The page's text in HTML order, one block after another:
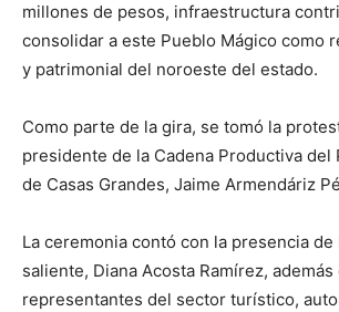
millones de pesos, infraestructura
consolidar a este Pueblo Mágico como
y patrimonial del noroeste del estado.
Como parte de la gira, se tomó la
presidente de la Cadena Productiva del
de Casas Grandes, Jaime Armendáriz
La ceremonia contó con la presencia
saliente, Diana Acosta Ramírez, además
representantes del sector turístico,